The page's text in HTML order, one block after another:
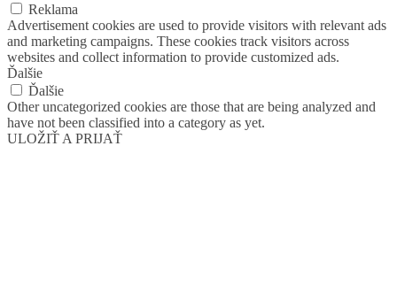
Reklama
Advertisement cookies are used to provide visitors with relevant ads
and marketing campaigns. These cookies track visitors across
websites and collect information to provide customized ads.
Ďalšie
Ďalšie
Other uncategorized cookies are those that are being analyzed and
have not been classified into a category as yet.
ULOŽIŤ A PRIJAŤ